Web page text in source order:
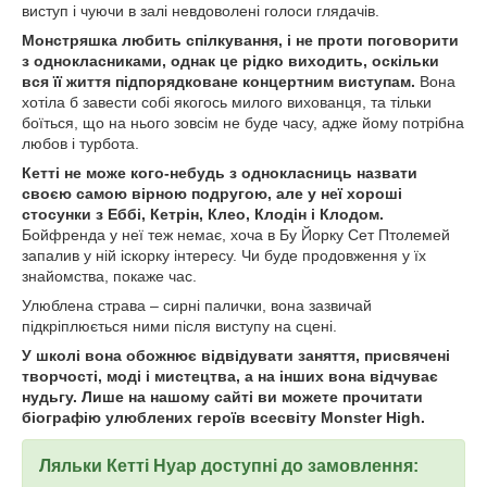
виступ і чуючи в залі невдоволені голоси глядачів.
Монстряшка любить спілкування, і не проти поговорити
з однокласниками, однак це рідко виходить, оскільки
вся її життя підпорядковане концертним виступам. Вона
хотіла б завести собі якогось милого вихованця, та тільки
боїться, що на нього зовсім не буде часу, адже йому потрібна
любов і турбота.
Кетті не може кого-небудь з однокласниць назвати
своєю самою вірною подругою, але у неї хороші
стосунки з Еббі, Кетрін, Клео, Клодін і Клодом.
Бойфренда у неї теж немає, хоча в Бу Йорку Сет Птолемей
запалив у ній іскорку інтересу. Чи буде продовження у їх
знайомства, покаже час.
Улюблена страва – сирні палички, вона зазвичай
підкріплюється ними після виступу на сцені.
У школі вона обожнює відвідувати заняття, присвячені
творчості, моді і мистецтва, а на інших вона відчуває
нудьгу. Лише на нашому сайті ви можете прочитати
біографію улюблених героїв всесвіту Monster High.
Ляльки Кетті Нуар доступні до замовлення: